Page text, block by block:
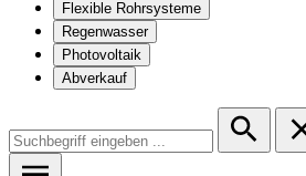
Flexible Rohrsysteme
Regenwasser
Photovoltaik
Abverkauf